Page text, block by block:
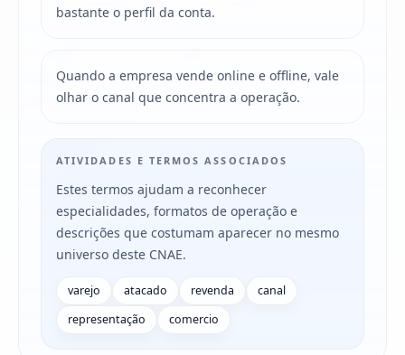
bastante o perfil da conta.
Quando a empresa vende online e offline, vale
olhar o canal que concentra a operação.
ATIVIDADES E TERMOS ASSOCIADOS
Estes termos ajudam a reconhecer
especialidades, formatos de operação e
descrições que costumam aparecer no mesmo
universo deste CNAE.
varejo atacado revenda
canal
representação
comercio